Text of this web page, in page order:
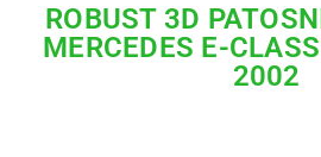
ROBUST 3D
MERCEDES E-
2002